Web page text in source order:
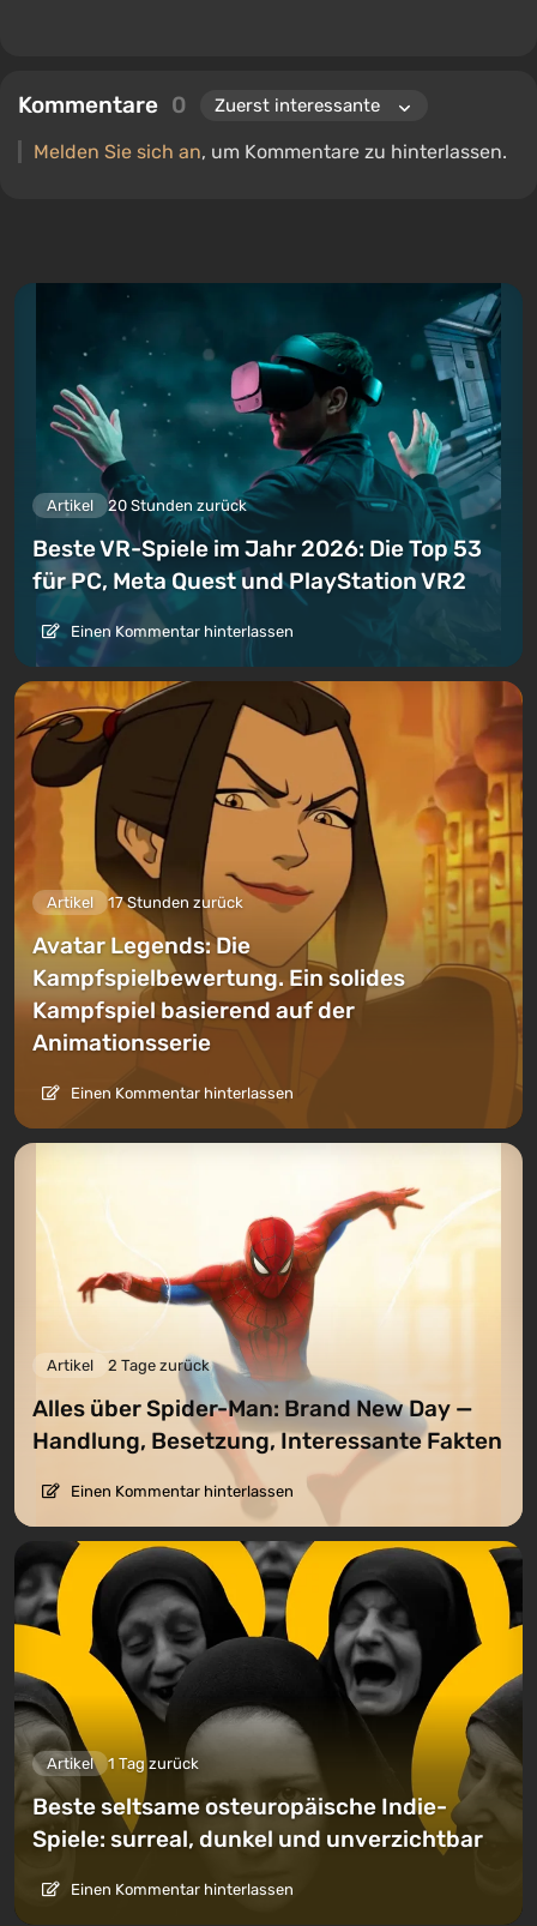
Kommentare 0
Melden Sie sich an, um Kommentare zu hinterlassen.
Artikel 20 Stunden zurück
Beste VR-Spiele im Jahr 2026: Die Top 53
für PC, Meta Quest und PlayStation VR2
Einen Kommentar hinterlassen
Artikel 17 Stunden zurück
Avatar Legends: Die
Kampfspielbewertung. Ein solides
Kampfspiel basierend auf der
Animationsserie
Einen Kommentar hinterlassen
Artikel 2 Tage zurück
Alles über Spider-Man: Brand New Day —
Handlung, Besetzung, Interessante Fakten
Einen Kommentar hinterlassen
Artikel 1 Tag zurück
Beste seltsame osteuropäische Indie-
Spiele: surreal, dunkel und unverzichtbar
Einen Kommentar hinterlassen